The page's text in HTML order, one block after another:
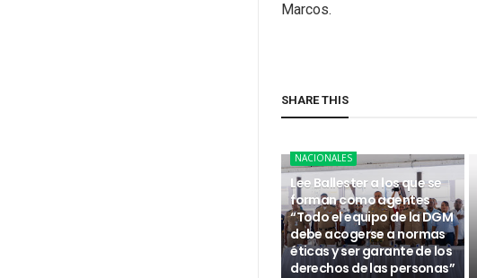
Marcos.
SHARE THIS
NACIONALES
Lee Ballester a los que se
forman como agentes
“Todo el equipo de la DGM
debe acogerse a normas
éticas y ser garante de los
derechos de las personas”